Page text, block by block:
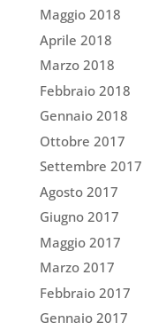
Maggio 2018
Aprile 2018
Marzo 2018
Febbraio 2018
Gennaio 2018
Ottobre 2017
Settembre 2017
Agosto 2017
Giugno 2017
Maggio 2017
Marzo 2017
Febbraio 2017
Gennaio 2017